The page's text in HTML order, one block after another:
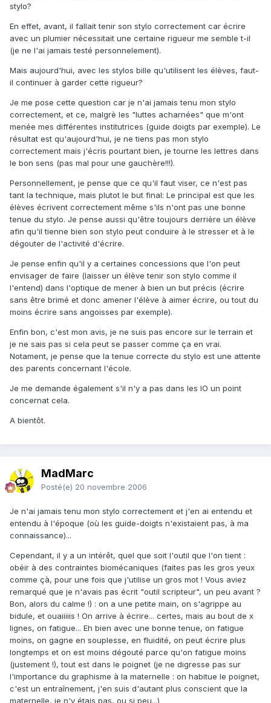
stylo?
En effet, avant, il fallait tenir son stylo correctement car écrire
avec un plumier nécessitait une certaine rigueur me semble t-il
(je ne l'ai jamais testé personnelement).
Mais aujourd'hui, avec les stylos bille qu'utilisent les élèves, faut-
il continuer à garder cette rigueur?
Je me pose cette question car je n'ai jamais tenu mon stylo
correctement, et ce, malgrè les "luttes acharnées" que m'ont
menée mes différentes institutrices (guide doigts par exemple). Le
résultat est qu'aujourd'hui, je ne tiens pas mon stylo
correctement mais j'écris pourtant bien, je tourne les lettres dans
le bon sens (pas mal pour une gauchère!!!).
Personnellement, je pense que ce qu'il faut viser, ce n'est pas
tant la technique, mais plutot le but final: Le principal est que les
élèves écrivent correctement même s'ils n'ont pas une bonne
tenue du stylo. Je pense aussi qu'être toujours derrière un élève
afin qu'il tienne bien son stylo peut conduire à le stresser et à le
dégouter de l'activité d'écrire.
Je pense enfin qu'il y a certaines concessions que l'on peut
envisager de faire (laisser un élève tenir son stylo comme il
l'entend) dans l'optique de mener à bien un but précis (écrire
sans être brimé et donc amener l'élève à aimer écrire, ou tout du
moins écrire sans angoisses par exemple).
Enfin bon, c'est mon avis, je ne suis pas encore sur le terrain et
je ne sais pas si cela peut se passer comme ça en vrai.
Notament, je pense que la tenue correcte du stylo est une attente
des parents concernant l'école.
Je me demande également s'il n'y a pas dans les IO un point
concernat cela.
A bientôt.
MadMarc
Posté(e) 20 novembre 2006
Je n'ai jamais tenu mon stylo correctement et j'en ai entendu et
entendu à l'époque (où les guide-doigts n'existaient pas, à ma
connaissance)...
Cependant, il y a un intérêt, quel que soit l'outil que l'on tient :
obéir à des contraintes biomécaniques (faites pas les gros yeux
comme çà, pour une fois que j'utilise un gros mot ! Vous aviez
remarqué que je n'avais pas écrit "outil scripteur", un peu avant ?
Bon, alors du calme !) : on a une petite main, on s'agrippe au
bidule, et ouaiiiiis ! On arrive à écrire... certes, mais au bout de x
lignes, on fatigue... Eh bien avec une bonne tenue, on fatigue
moins, on gagne en souplesse, en fluidité, on peut écrire plus
longtemps et on est moins dégouté parce qu'on fatigue moins
(justement !), tout est dans le poignet (je ne digresse pas sur
l'importance du graphisme à la maternelle : on habitue le poignet,
c'est un entraînement, j'en suis d'autant plus conscient que la
maternelle, je n'y étais pas, ou si peu...)